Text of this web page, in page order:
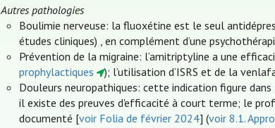
Autres pathologies
Boulimie nerveuse: la fluoxétine est le seul
études cliniques) , en complément d’une
Prévention de la migraine: l’amitriptyline a une
prophylactiques
); l’utilisation d’ISRS et de la
Douleurs neuropathiques: cette indication figure
il existe des preuves d'efficacité à court terme; le
documenté [voir Folia de février 2024] (voir 8.1.